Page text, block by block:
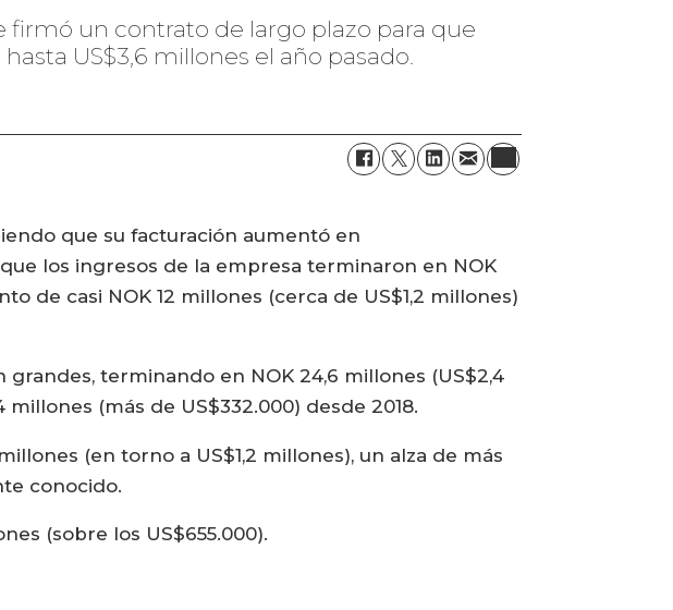
un contrato de largo plazo para que
US$3,6 millones el año pasado.
que su facturación aumentó en
los ingresos de la empresa terminaron en NOK
de casi NOK 12 millones (cerca de US$1,2 millones)
terminando en NOK 24,6 millones (US$2,4
(más de US$332.000) desde 2018.
(en torno a US$1,2 millones), un alza de más
conocido.
(sobre los US$655.000).